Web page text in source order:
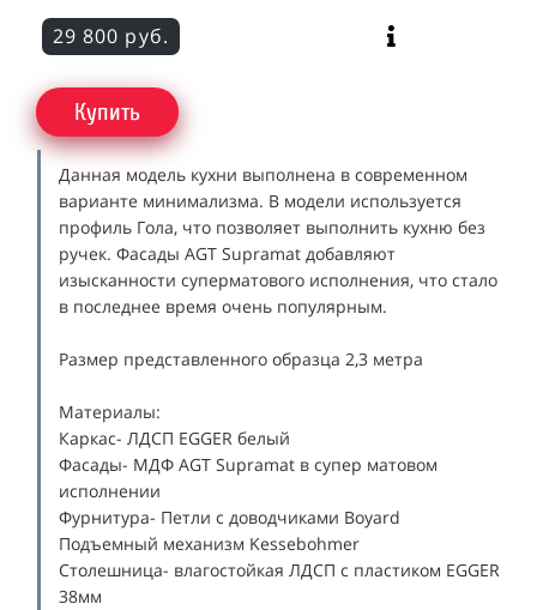
29 800 руб.
Купить
Данная модель кухни выполнена в современном
варианте минимализма. В модели используется
профиль Гола, что позволяет выполнить кухню без
ручек. Фасады AGT Supramat добавляют
изысканности суперматового исполнения, что стало
в последнее время очень популярным.
Размер представленного образца 2,3 метра
Материалы:
Каркас- ЛДСП EGGER белый
Фасады- МДФ AGT Supramat в супер матовом
исполнении
Фурнитура- Петли с доводчиками Boyard
Подъемный механизм Kessebohmer
Столешница- влагостойкая ЛДСП с пластиком EGGER
38мм